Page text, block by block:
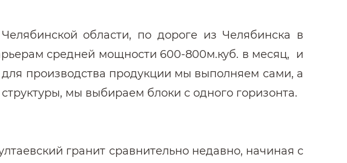
области, по дороге из Челябинска в
средней мощности 600-800м.куб. в месяц, и
производства продукции мы выполняем сами, а
мы выбираем блоки с одного горизонта.
гранит сравнительно недавно, начиная с